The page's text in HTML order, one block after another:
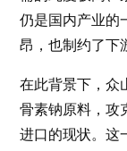
仍是国内产业的
昂，也制约了下
在此背景下，众
骨素钠原料，攻
进口的现状。这